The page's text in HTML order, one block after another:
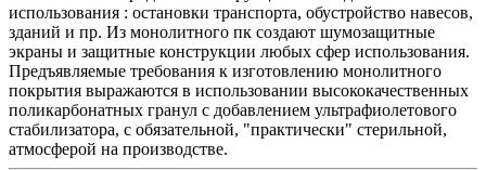
использования : остановки транспорта, обустройство навесов,
зданий и пр. Из монолитного пк создают шумозащитные
экраны и защитные конструкции любых сфер использования.
Предъявляемые требования к изготовлению монолитного
покрытия выражаются в использовании высококачественных
поликарбонатных гранул с добавлением ультрафиолетового
стабилизатора, с обязательной, "практически" стерильной,
атмосферой на производстве.